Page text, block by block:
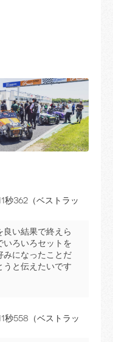
秒362（ベストラッ
良い結果で終えら
いろいろセットを
みになったことだ
うと伝えたいです
秒558（ベストラッ